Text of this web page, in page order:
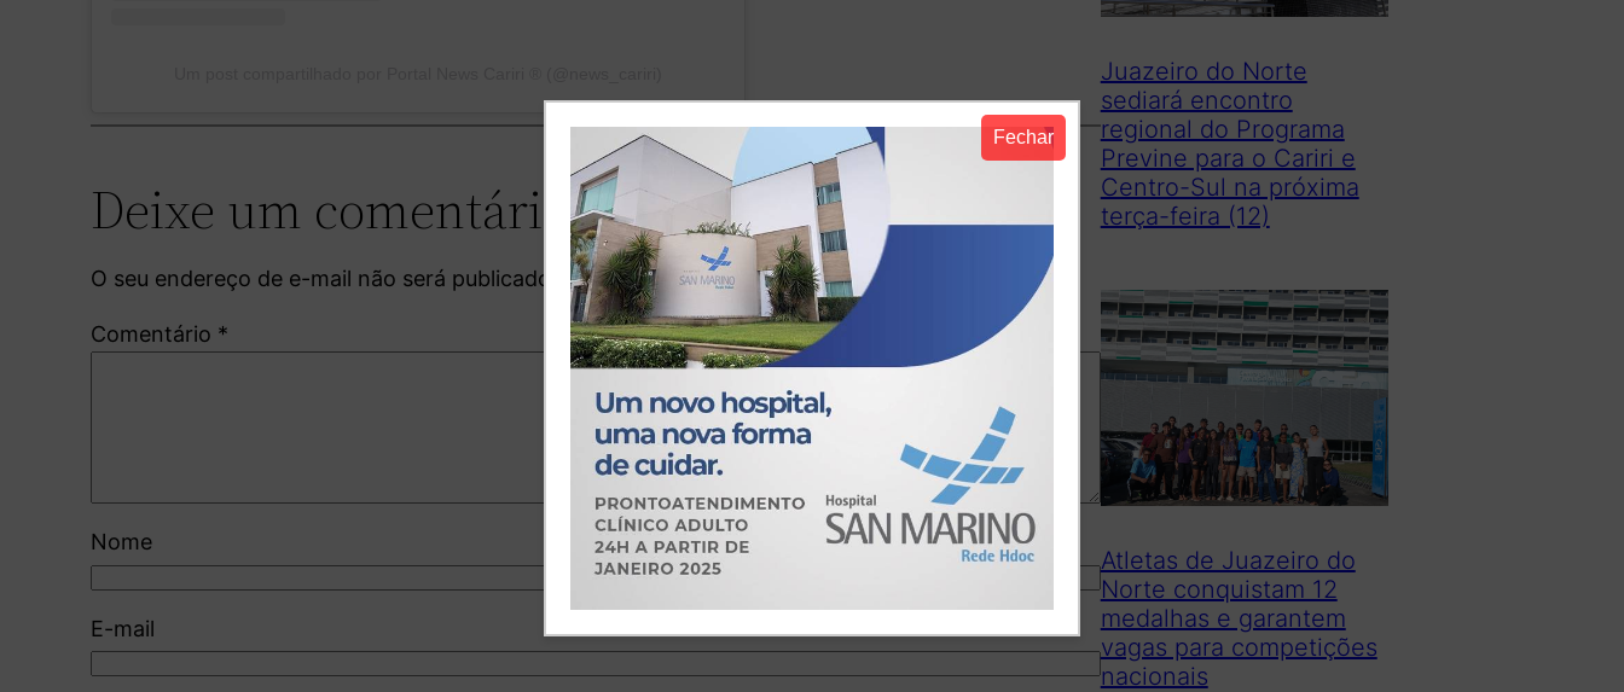
Fechar
Deixe um comentário
O seu endereço de e-mail não será publicado. Campos obrigatórios são marcados com
Comentário *
Nome
E-mail
Juazeiro do Norte
sediará encontro
regional do Programa
Previne para o Cariri e
Centro-Sul na próxima
terça-feira (12)
Atletas de Juazeiro do
Norte conquistam 12
medalhas e garantem
vagas para competições
nacionais